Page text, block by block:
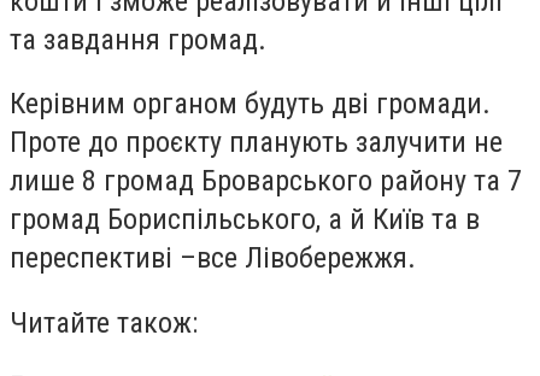
та завдання громад.
Керівним органом будуть дві громади.
Проте до проєкту планують залучити не
лише 8 громад Броварського району та 7
громад Бориспільського, а й Київ та в
переспективі –все Лівобережжя.
Читайте також: